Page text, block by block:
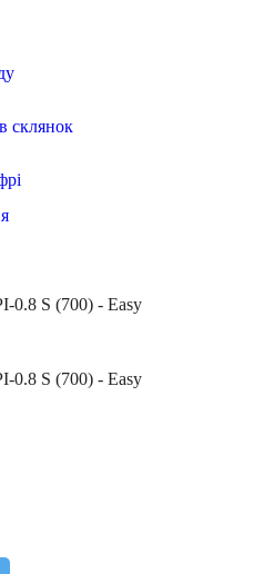
склянок
0.8 S (700) - Easy
0.8 S (700) - Easy